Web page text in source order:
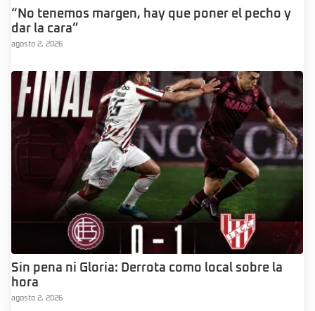
“No tenemos margen, hay que poner el pecho y
dar la cara”
agosto 2, 2026
Sin pena ni Gloria: Derrota como local sobre la
hora
agosto 2, 2026